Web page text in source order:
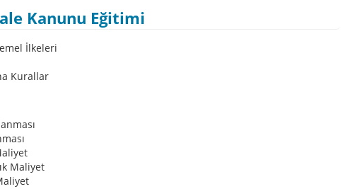
Kanunu Eğitimi
İlkeleri
Kurallar
Maliyet